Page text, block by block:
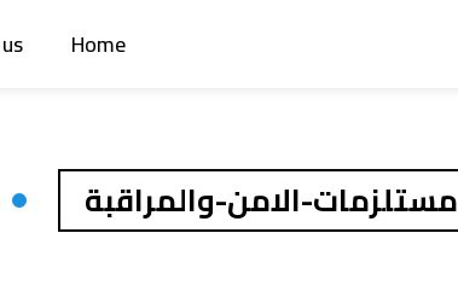
Home
مستلزمات-الامن-والمراقبة